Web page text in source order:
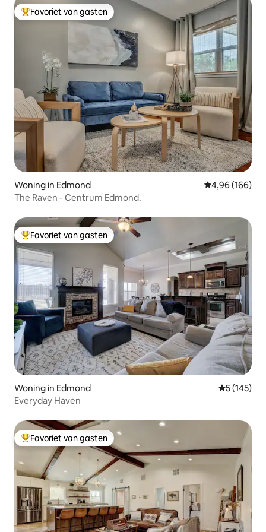
Topfavoriet van gasten
Favoriet van gasten
Woning in Edmond Gemiddelde
4,96 (166)
The Raven - Centrum Edmond.
Topfavoriet van gasten
Favoriet van gasten
Woning in Edmond
5 (145)
Everyday Haven
Topfavoriet van gasten
Favoriet van gasten